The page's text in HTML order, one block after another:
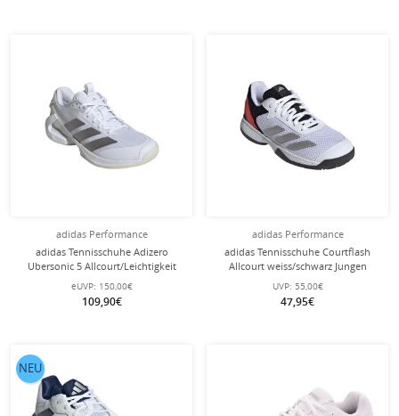
adidas Performance
adidas Tennisschuhe Adizero
Ubersonic 5 Allcourt/Leichtigkeit
weiss/silber Damen
eUVP: 150,00€
109,90€
adidas Performance
adidas Tennisschuhe Courtflash
Allcourt weiss/schwarz Jungen
UVP: 55,00€
47,95€
NEU